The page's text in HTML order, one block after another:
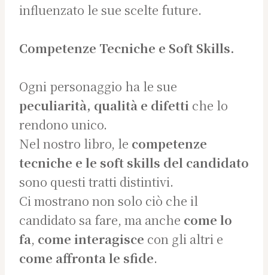
influenzato le sue scelte future.
Competenze Tecniche e Soft Skills.
Ogni personaggio ha le sue
peculiarità, qualità e difetti che lo
rendono unico.
Nel nostro libro, le competenze
tecniche e le soft skills del candidato
sono questi tratti distintivi.
Ci mostrano non solo ciò che il
candidato sa fare, ma anche come lo
fa, come interagisce con gli altri e
come affronta le sfide.